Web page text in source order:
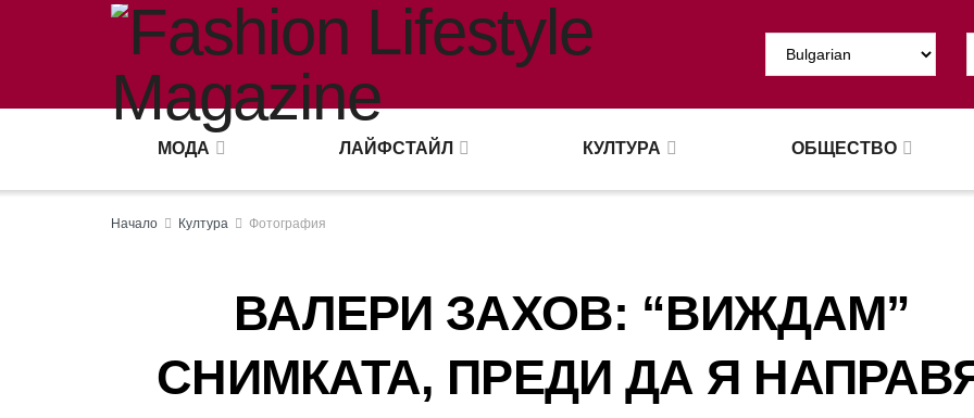
МОДА ЛАЙФСТАЙЛ КУЛТУРА ОБЩЕСТВО
Начало Култура Фотография
ВАЛЕРИ ЗАХОВ: “ВИЖДАМ”
СНИМКАТА, ПРЕДИ ДА Я